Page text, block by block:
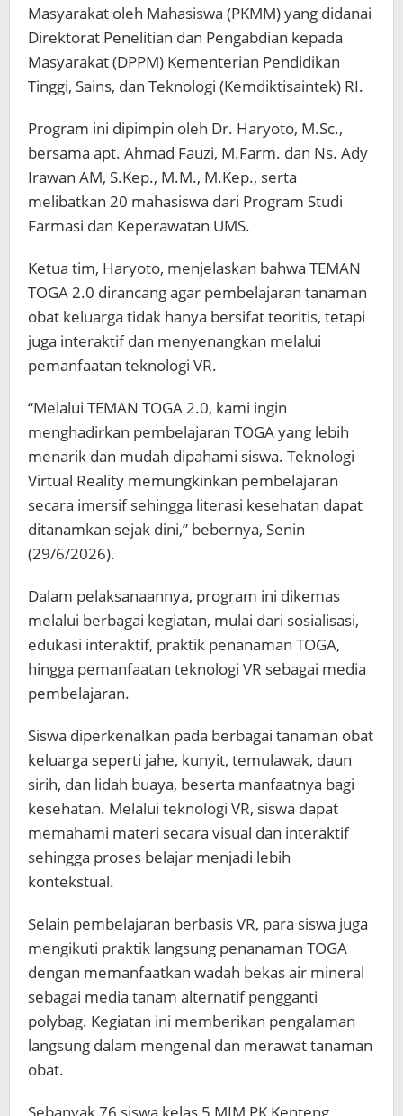
Masyarakat oleh Mahasiswa (PKMM) yang didanai
Direktorat Penelitian dan Pengabdian kepada
Masyarakat (DPPM) Kementerian Pendidikan
Tinggi, Sains, dan Teknologi (Kemdiktisaintek) RI.
Program ini dipimpin oleh Dr. Haryoto, M.Sc.,
bersama apt. Ahmad Fauzi, M.Farm. dan Ns. Ady
Irawan AM, S.Kep., M.M., M.Kep., serta
melibatkan 20 mahasiswa dari Program Studi
Farmasi dan Keperawatan UMS.
Ketua tim, Haryoto, menjelaskan bahwa TEMAN
TOGA 2.0 dirancang agar pembelajaran tanaman
obat keluarga tidak hanya bersifat teoritis, tetapi
juga interaktif dan menyenangkan melalui
pemanfaatan teknologi VR.
“Melalui TEMAN TOGA 2.0, kami ingin
menghadirkan pembelajaran TOGA yang lebih
menarik dan mudah dipahami siswa. Teknologi
Virtual Reality memungkinkan pembelajaran
secara imersif sehingga literasi kesehatan dapat
ditanamkan sejak dini,” bebernya, Senin
(29/6/2026).
Dalam pelaksanaannya, program ini dikemas
melalui berbagai kegiatan, mulai dari sosialisasi,
edukasi interaktif, praktik penanaman TOGA,
hingga pemanfaatan teknologi VR sebagai media
pembelajaran.
Siswa diperkenalkan pada berbagai tanaman obat
keluarga seperti jahe, kunyit, temulawak, daun
sirih, dan lidah buaya, beserta manfaatnya bagi
kesehatan. Melalui teknologi VR, siswa dapat
memahami materi secara visual dan interaktif
sehingga proses belajar menjadi lebih
kontekstual.
Selain pembelajaran berbasis VR, para siswa juga
mengikuti praktik langsung penanaman TOGA
dengan memanfaatkan wadah bekas air mineral
sebagai media tanam alternatif pengganti
polybag. Kegiatan ini memberikan pengalaman
langsung dalam mengenal dan merawat tanaman
obat.
Sebanyak 76 siswa kelas 5 MIM PK Kenteng